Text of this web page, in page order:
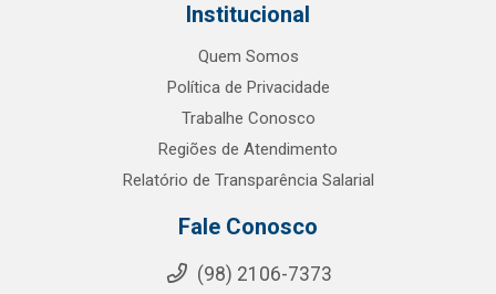
Institucional
Quem Somos
Política de Privacidade
Trabalhe Conosco
Regiões de Atendimento
Relatório de Transparência Salarial
Fale Conosco
(98) 2106-7373